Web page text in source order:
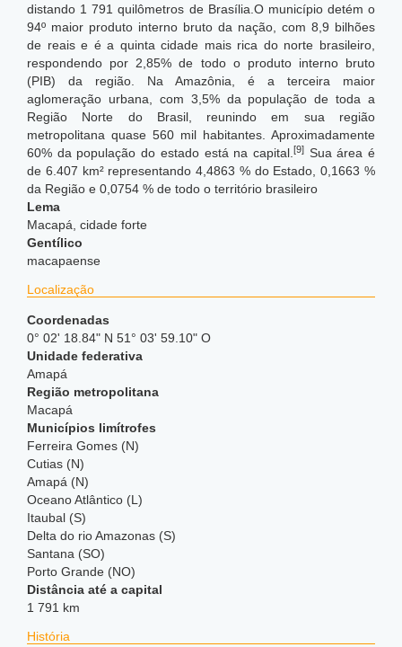
distando 1 791 quilômetros de Brasília.O município detém o
94º maior produto interno bruto da nação, com 8,9 bilhões
de reais e é a quinta cidade mais rica do norte brasileiro,
respondendo por 2,85% de todo o produto interno bruto
(PIB) da região. Na Amazônia, é a terceira maior
aglomeração urbana, com 3,5% da população de toda a
Região Norte do Brasil, reunindo em sua região
metropolitana quase 560 mil habitantes. Aproximadamente
60% da população do estado está na capital. [9]Sua área é
de 6.407 km² representando 4,4863 % do Estado, 0,1663 %
da Região e 0,0754 % de todo o território brasileiro
Lema
Macapá, cidade forte
Gentílico
macapaense
Localização
Coordenadas
0° 02' 18.84" N 51° 03' 59.10" O
Unidade federativa
Amapá
Região metropolitana
Macapá
Municípios limítrofes
Ferreira Gomes (N)
Cutias (N)
Amapá (N)
Oceano Atlântico (L)
Itaubal (S)
Delta do rio Amazonas (S)
Santana (SO)
Porto Grande (NO)
Distância até a capital
1 791 km
História